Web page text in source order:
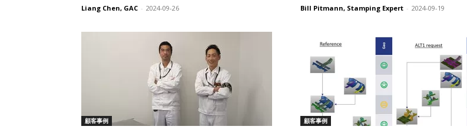
Liang Chen, GAC - 2024-09-26 Bill Pitmann, Stamping Expert - 2024-09-19
顧客事例 顧客事例